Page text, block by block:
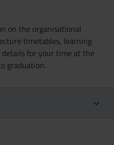
on the organisational
timetables, learning
for your time at the
graduation.